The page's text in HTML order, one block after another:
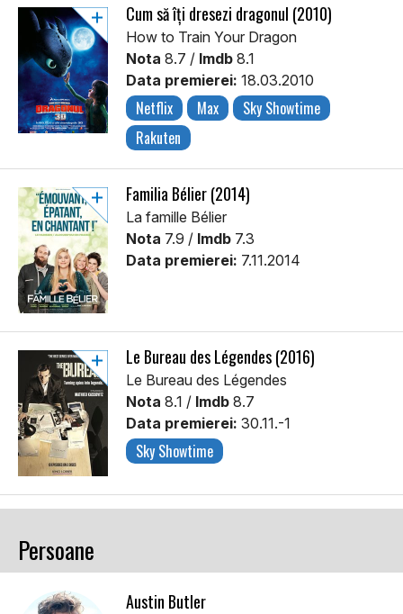
Cum să îți dresezi dragonul (2010)
How to Train Your Dragon
Nota 8.7 / Imdb 8.1
Data premierei: 18.03.2010
Netflix Max
Sky Showtime
Rakuten
Familia Bélier (2014)
La famille Bélier
Nota 7.9 / Imdb 7.3
Data premierei: 7.11.2014
Le Bureau des Légendes (2016)
Le Bureau des Légendes
Nota 8.1 / Imdb 8.7
Data premierei: 30.11.-1
Sky Showtime
Persoane
Austin Butler